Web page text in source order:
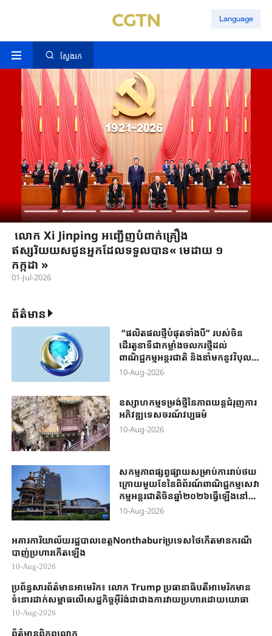
Language
ស្វែងរក
លោក Xi Jinping អញ្ជើញបំពាក់គ្រឿង
ឥស្សរិយយសជូន​អ្នកដែលទទួលបាន« មេដាយ ១
កក្កដា »
01-Jul-2026
ព័ត៌មាន
“ផលិតផលថ្មីបំផុតទាំងបី” របស់ចិន
ដើរតួនាទីជាកម្លាំងចលករថ្មីដល់
ពាណិជ្ជកម្ម​អន្តរជាតិ​​ និងនាំមកនូវវិបុល
ភាពរួមសម្រាប់មនុស្សជាតិ
10-Aug-2026
ឧស្សាហកម្មទម្រង់ថ្មីនៃភាពយន្តជំរុញការ
អភិវឌ្ឍទេសចរណ៍វប្បធម៌
10-Aug-2026
សកម្មភាពផ្សព្វផ្សាយសម្រាប់ការរាប់ថយ
ក្រោយមួយខែនៃពិព័រណ៍ពាណិជ្ជកម្មសេវា
កម្មអន្តរជាតិចិនឆ្នាំ២០២៦ធ្វើឡើងនៅ
ទីក្រុងប៉េកាំង
10-Aug-2026
អគារការិយាល័យរដ្ឋបាលខេត្តNonthaburiប្រទេសថៃកើតមានករណី
បាញ់ប្រហារកើតឡើង
10-Aug-2026
ប្រព័ន្ធសារព័ត៌មានអាមេរិក៖ លោក Trump ប្រធានាធិបតីអាមេរិកមាន
ទំនោរដាក់សម្ពាធលើសេដ្ឋកិច្ចអ៊ីរ៉ង់ជាជាងការវាយប្រហារដោយយោធា
10-Aug-2026
ព័ត៌មានពិភពលោក